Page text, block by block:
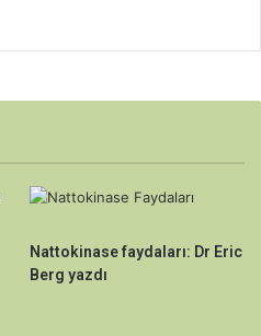
Nattokinase faydaları: Dr Eric
Berg yazdı